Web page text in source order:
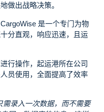
做出战略决策。
是一个专门为物
分直观，响应迅速，且运
行操作，起运港所在公司
员使用，全面提高了效率
需录入一次数据，而不需要